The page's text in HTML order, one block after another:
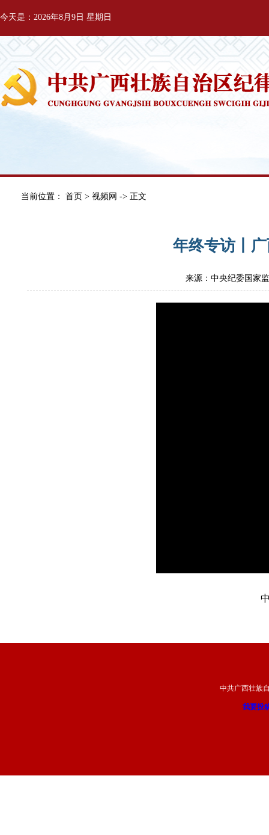
今天是：2026年8月9日 星期日
当前位置： 首页 > 视频网 -> 正文
年终专访丨
来源：中央纪委国家
中共广西壮族
我要投